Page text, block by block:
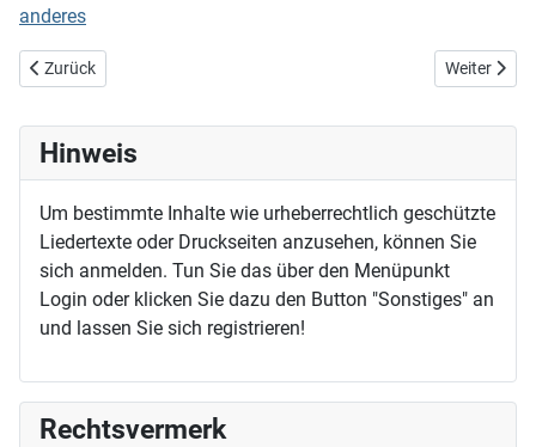
anderes
Vorheriger Beitrag: Das Licht scheint in der Finsternis
Zurück Nächster
Weiter
Hinweis
Um bestimmte Inhalte wie urheberrechtlich geschützte
Liedertexte oder Druckseiten anzusehen, können Sie
sich anmelden. Tun Sie das über den Menüpunkt
Login oder klicken Sie dazu den Button "Sonstiges" an
und lassen Sie sich registrieren!
Rechtsvermerk